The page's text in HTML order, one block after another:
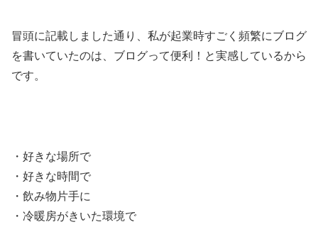
冒頭に記載しました通り、私が起業時すごく頻繁にブログ
を書いていたのは、ブログって便利！と実感しているから
です。
・好きな場所で
・好きな時間で
・飲み物片手に
・冷暖房がきいた環境で